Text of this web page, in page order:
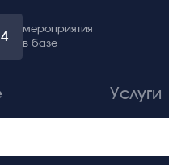
4
мероприятия
в базе
Услуги